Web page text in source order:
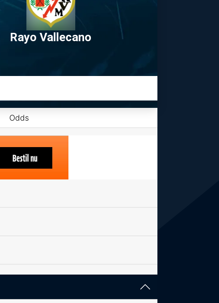
Rayo Vallecano
Odds